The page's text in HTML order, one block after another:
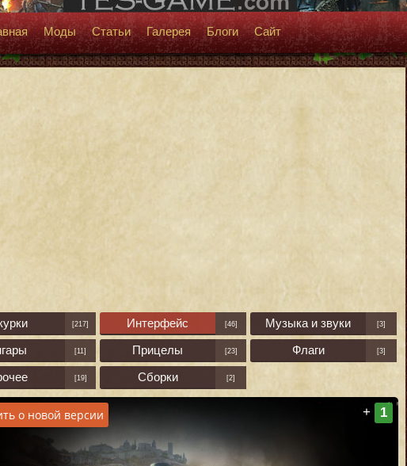
Моды Статьи Галерея Блоги Сайт
[217] Интерфейс [46] Музыка и звуки [3]
[11] Прицелы [23] Флаги [3]
[19] Сборки [2]
о новой версии + 1